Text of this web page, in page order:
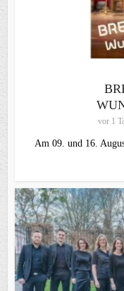
vor 1
Am 09. und 16.